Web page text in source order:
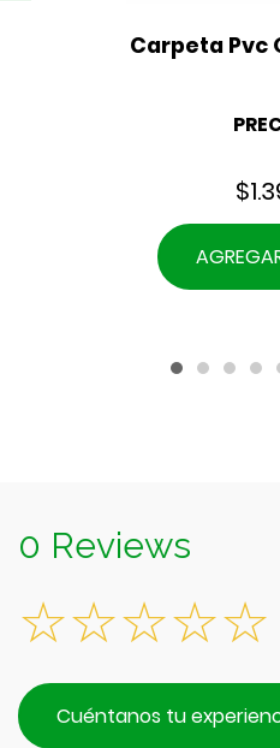
Carpeta Pvc
$
0 Reviews
Cuéntanos tu